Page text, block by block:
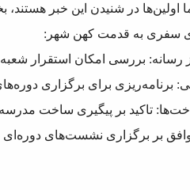
در شنیدن این خبر هستند،
سفری به قدمت کهن شهر: